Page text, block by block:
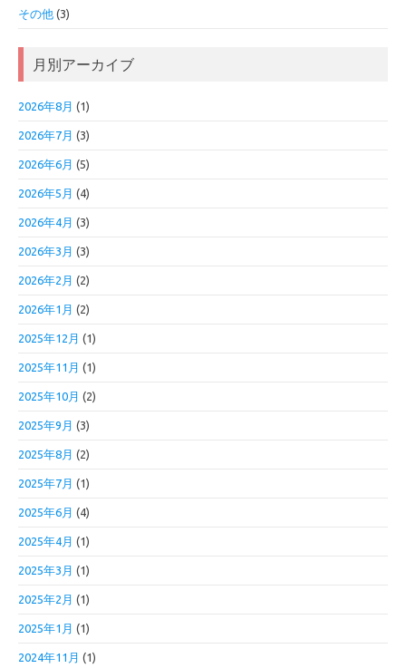
その他 (3)
月別アーカイブ
2026年8月 (1)
2026年7月 (3)
2026年6月 (5)
2026年5月 (4)
2026年4月 (3)
2026年3月 (3)
2026年2月 (2)
2026年1月 (2)
2025年12月 (1)
2025年11月 (1)
2025年10月 (2)
2025年9月 (3)
2025年8月 (2)
2025年7月 (1)
2025年6月 (4)
2025年4月 (1)
2025年3月 (1)
2025年2月 (1)
2025年1月 (1)
2024年11月 (1)